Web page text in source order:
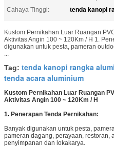
Cahaya Tinggi:
tenda kanopi
Kustom Pernikahan Luar Ruangan
Aktivitas Angin 100 ~ 120Km / H 1.
digunakan untuk pesta, pameran
...
Tag: tenda kanopi rangka
tenda acara aluminium
Kustom Pernikahan Luar Ruangan
Aktivitas Angin 100 ~ 120Km / H
1. Penerapan Tenda Pernikahan:
Banyak digunakan untuk pesta,
pameran dagang, perayaan, restoran,
penyimpanan dan lokakarya.